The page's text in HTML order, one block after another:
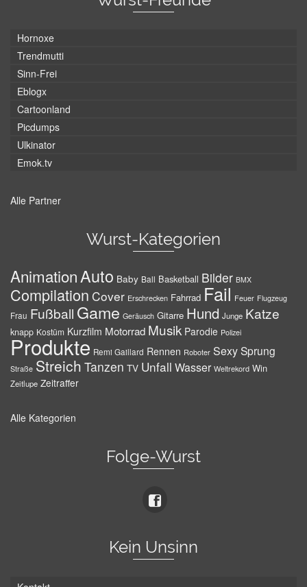
Hornoxe
Trendmutti
Sinn-Frei
Eblogx
Cartoonland
Picdumps
Ulkinator
Emok.tv
Alle Partner
Wurst-Kategorien
AnimationAuto Baby Ball Basketball Bilder BMX
Compilation Cover Erschrecken Fahrrad Fail Feuer Flugzeug
Frau Fußball Game Geräusch Gitarre Hund Junge Katze
knapp Kostüm Kurzfilm Motorrad Musik Parodie Polizei
Produkte Remi Gaillard Rennen Roboter SexySprung
Straße Streich Tanzen TV Unfall Wasser Weltrekord Win
Zeitlupe Zeitraffer
Alle Kategorien
Folge-Wurst
Kein Unsinn